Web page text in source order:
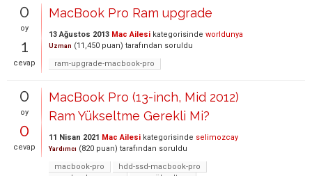
0
oy
1
cevap
MacBook Pro Ram upgrade
13 Ağustos 2013 Mac Ailesi kategorisinde worldunya
Uzman (11,450 puan) tarafından soruldu
ram-upgrade-macbook-pro
0
oy
0
cevap
MacBook Pro (13-inch, Mid 2012)
Ram Yükseltme Gerekli Mi?
11 Nisan 2021 Mac Ailesi kategorisinde selimozcay
Yardımcı (820 puan) tarafından soruldu
macbook-pro
hdd-ssd-macbook-pro